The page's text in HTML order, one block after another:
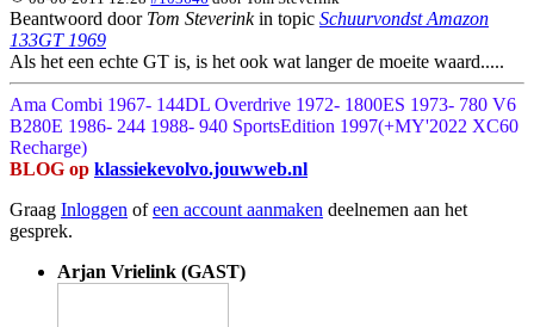
Beantwoord door Tom Steverinkin topic Schuurvondst Amazon
133GT 1969
Als het een echte GT is, is het ook wat langer de moeite waard.....
Ama Combi 1967- 144DL Overdrive 1972- 1800ES 1973- 780 V6
B280E 1986- 244 1988- 940 SportsEdition 1997(+MY'2022 XC60
Recharge)
BLOG op klassiekevolvo.jouwweb.nl
Graag Inloggen ofeen account aanmaken deelnemen aan het
gesprek.
Arjan Vrielink (GAST)